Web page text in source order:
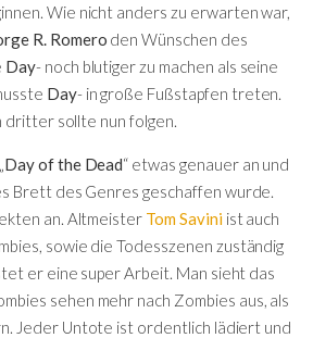
Wie nicht anders zu erwarten war,
R. Romero den Wünschen des
Day- noch blutiger zu machen als seine
Day- in große Fußstapfen treten.
dritter sollte nun folgen.
Day of the Dead“ etwas genauer an und
Brett des Genres geschaffen wurde.
an. Altmeister Tom Saviniist auch
sowie die Todesszenen zuständig
er eine super Arbeit. Man sieht das
sehen mehr nach Zombies aus, als
Jeder Untote ist ordentlich lädiert und